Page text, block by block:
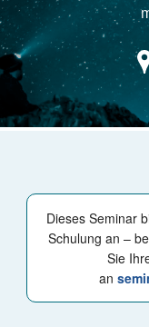
Dieses Seminar
Schulung an –
Sie
an